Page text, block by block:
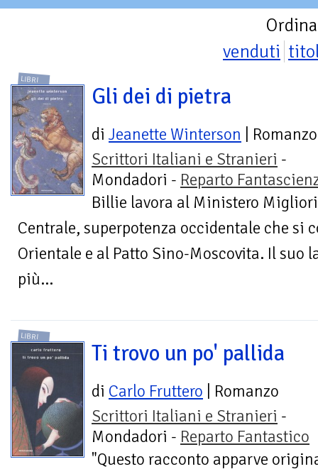
venduti
LIBRI
Gli dei di pietra
di Jeanette Winterson | Romanzo
Scrittori Italiani e Stranieri -
Mondadori - Reparto
Billie lavora al Ministero
Centrale, superpotenza occidentale che si
Orientale e al Patto Sino-Moscovita. Il suo
più...
LIBRI
Ti trovo un po' pallida
di Carlo Fruttero | Romanzo
Scrittori Italiani e Stranieri -
Mondadori - Reparto Fantastico
"Questo racconto apparve